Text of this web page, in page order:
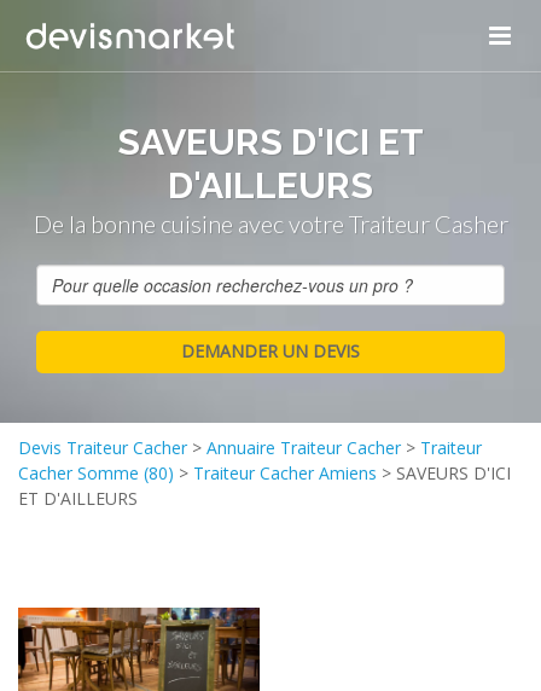
SAVEURS D'ICI ET
D'AILLEURS
De la bonne cuisine avec votre Traiteur Casher
Devis Traiteur Cacher > Annuaire Traiteur Cacher > Traiteur
Cacher Somme (80) > Traiteur Cacher Amiens > SAVEURS D'ICI
ET D'AILLEURS